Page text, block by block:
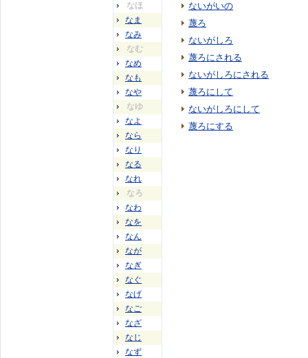
なほ
なま
なみ
なむ
なめ
なも
なや
なゆ
なよ
なら
なり
なる
なれ
なろ
なわ
なを
なん
なが
なぎ
なぐ
なげ
なご
なざ
なじ
なず
ないがいの
蔑ろ
ないがしろ
蔑ろにされる
ないがしろにされる
蔑ろにして
ないがしろにして
蔑ろにする